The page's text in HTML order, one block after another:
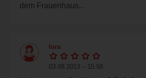
dem Frauenhaus...
lora
03.08.2013 – 15:58